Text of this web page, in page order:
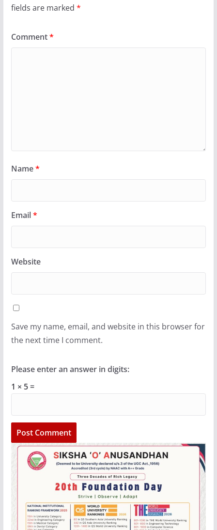
fields are marked *
Comment*
Name*
Email*
Website
Save my name, email, and website in this browser for
the next time I comment.
Please enter an answer in digits:
1 × 5 =